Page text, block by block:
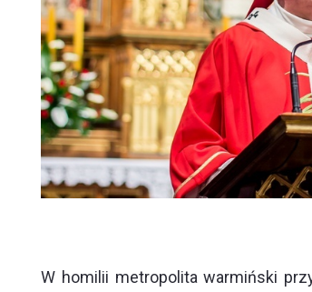
W homilii metropolita warmiński